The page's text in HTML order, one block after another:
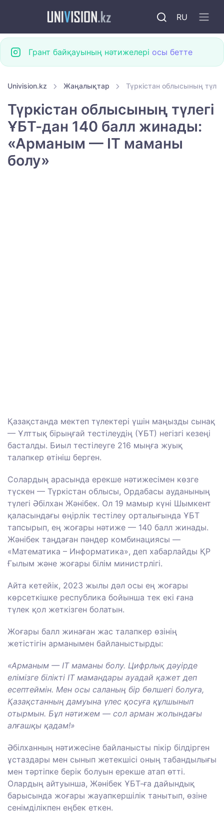
RU
Грант байқауының нәтижелері осы бетте
Univision.kz Жаңалықтар Түркістан облысының
Түркістан облысының түлегі
ҰБТ-дан 140 балл жинады:
«Арманым — ІТ маманы
болу»
Қазақстанда мектеп түлектері үшін маңызды сынақ
— Ұлттық бірыңғай тестілеудің (ҰБТ) негізгі кезеңі
басталды. Биыл тестілеуге 216 мыңға жуық
талапкер өтініш берген.
Солардың арасында ерекше нәтижесімен көзге
түскен — Түркістан облысы, Ордабасы ауданының
түлегі Әбілхан Жәнібек. Ол 19 мамыр күні Шымкент
қаласындағы өңірлік тестілеу орталығында ҰБТ
тапсырып, ең жоғары нәтиже — 140 балл жинады.
Жәнібек таңдаған пәндер комбинациясы —
«Математика – Информатика», деп хабарлайды ҚР
Ғылым және жоғары білім министрлігі.
Айта кетейік, 2023 жылы дәл осы ең жоғары
көрсеткішке республика бойынша тек екі ғана
түлек қол жеткізген болатын.
Жоғары балл жинаған жас талапкер өзінің
жетістігін арманымен байланыстырды:
«Арманым — ІТ маманы болу. Цифрлық дәуірде
елімізге білікті ІТ мамандары ауадай қажет деп
есептеймін. Мен осы саланың бір бөлшегі болуға,
Қазақстанның дамуына үлес қосуға құлшынып
отырмын. Бұл нәтижем — сол арман жолындағы
алғашқы қадам!»
Әбілханның нәтижесіне байланысты пікір білдірген
ұстаздары мен сынып жетекшісі оның табандылығы
мен тәртіпке берік болуын ерекше атап өтті.
Олардың айтуынша, Жәнібек ҰБТ-ға дайындық
барысында жоғары жауапкершілік танытып, өзіне
сенімділікпен еңбек еткен.